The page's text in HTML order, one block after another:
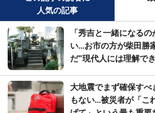
人気の記事
「秀吉と一緒になる
い...お市の方が柴田勝
だ"現代人には理解で
大地震でまず確保す
もない...被災者が「こ